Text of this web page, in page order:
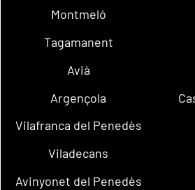
Montmeló
Tagamanent
Avià
Argençola
Vilafranca del Penedès
Viladecans
Avinyonet del Penedès